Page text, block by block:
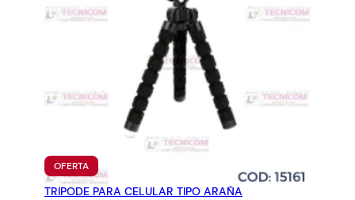
OFERTAPRODUCTO
EN
OFERTA
TRIPODE PARA CELULAR TIPO ARAÑA